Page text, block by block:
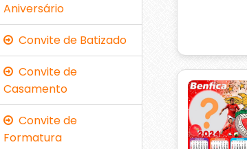
Aniversário
Convite de Batizado
Convite de
Casamento
Convite de
Formatura